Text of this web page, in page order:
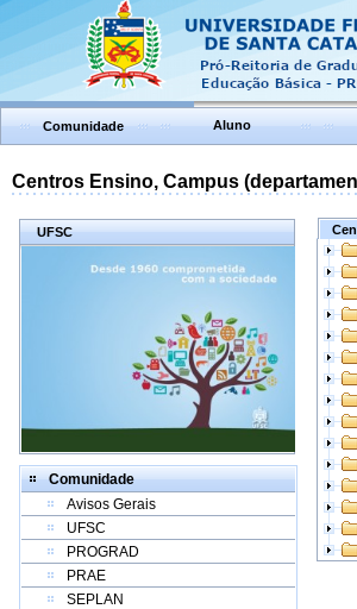
Comunidade Aluno
Centros Ensino, Campus
UFSC
Comunidade
Avisos Gerais
UFSC
PROGRAD
PRAE
SEPLAN